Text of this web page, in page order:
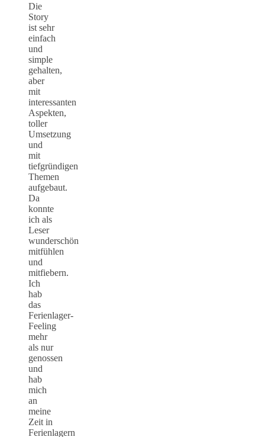
Die
Story
ist sehr
einfach
und
simple
gehalten,
aber
mit
interessanten
Aspekten,
toller
Umsetzung
und
mit
tiefgründigen
Themen
aufgebaut.
Da
konnte
ich als
Leser
wunderschön
mitfühlen
und
mitfiebern.
Ich
hab
das
Ferienlager-
Feeling
mehr
als nur
genossen
und
hab
mich
an
meine
Zeit in
Ferienlagern